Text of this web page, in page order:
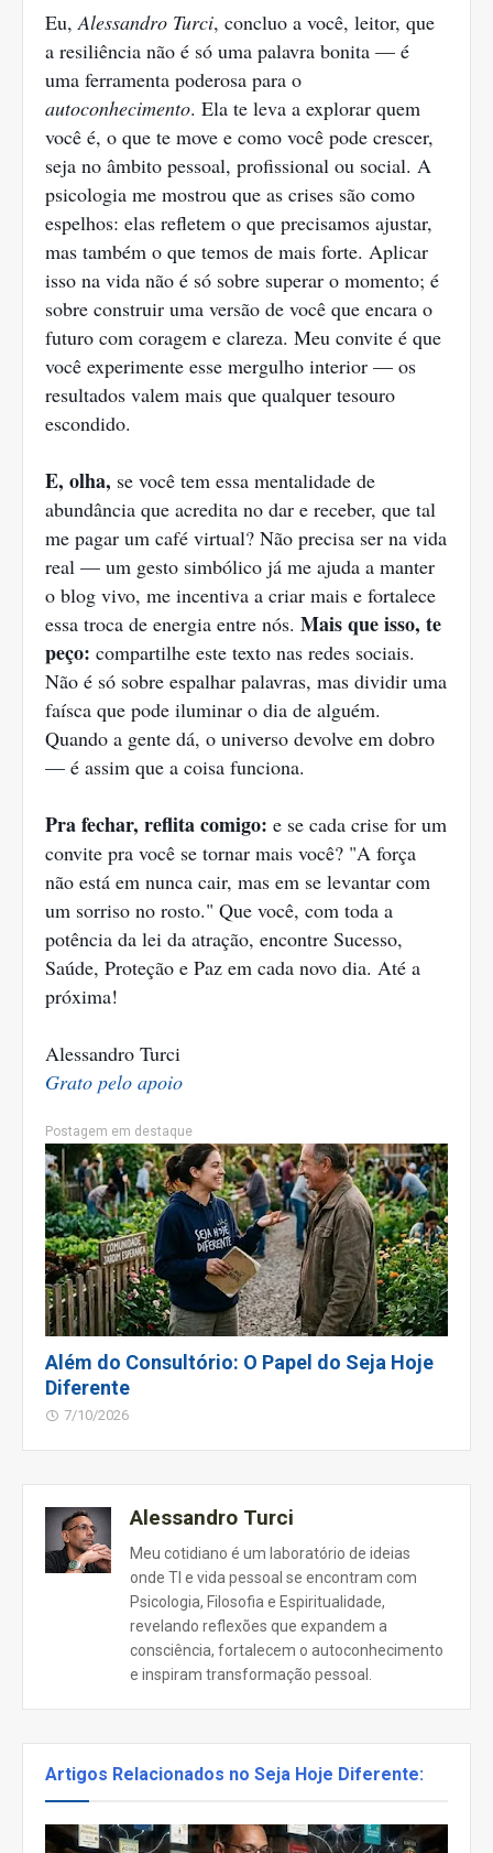
Eu,Alessandro Turci, concluo a você, leitor, que
a resiliência não é só uma palavra bonita — é
uma ferramenta poderosa para o
autoconhecimento. Ela te leva a explorar quem
você é, o que te move e como você pode crescer,
seja no âmbito pessoal, profissional ou social. A
psicologia me mostrou que as crises são como
espelhos: elas refletem o que precisamos ajustar,
mas também o que temos de mais forte. Aplicar
isso na vida não é só sobre superar o momento; é
sobre construir uma versão de você que encara o
futuro com coragem e clareza. Meu convite é que
você experimente esse mergulho interior — os
resultados valem mais que qualquer tesouro
escondido.
E, olha, se você tem essa mentalidade de
abundância que acredita no dar e receber, que tal
me pagar um café virtual? Não precisa ser na vida
real — um gesto simbólico já me ajuda a manter
o blog vivo, me incentiva a criar mais e fortalece
essa troca de energia entre nós. Mais que isso, te
peço: compartilhe este texto nas redes sociais.
Não é só sobre espalhar palavras, mas dividir uma
faísca que pode iluminar o dia de alguém.
Quando a gente dá, o universo devolve em dobro
— é assim que a coisa funciona.
Pra fechar, reflita comigo: e se cada crise for um
convite pra você se tornar mais você? "A força
não está em nunca cair, mas em se levantar com
um sorriso no rosto." Que você, com toda a
potência da lei da atração, encontre Sucesso,
Saúde, Proteção e Paz em cada novo dia. Até a
próxima!
Alessandro Turci
Grato pelo apoio
Postagem em destaque
Além do Consultório: O Papel do Seja Hoje
Diferente
7/10/2026
Alessandro Turci
Meu cotidiano é um laboratório de ideias
onde TI e vida pessoal se encontram com
Psicologia, Filosofia e Espiritualidade,
revelando reflexões que expandem a
consciência, fortalecem o autoconhecimento
e inspiram transformação pessoal.
Artigos Relacionados no Seja Hoje Diferente: